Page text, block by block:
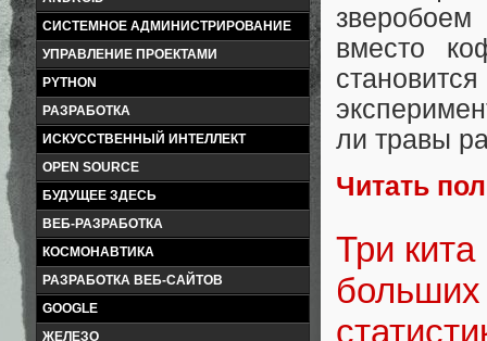
СИСТЕМНОЕ АДМИНИСТРИРОВАНИЕ
УПРАВЛЕНИЕ ПРОЕКТАМИ
PYTHON
РАЗРАБОТКА
ИСКУССТВЕННЫЙ ИНТЕЛЛЕКТ
OPEN SOURCE
БУДУЩЕЕ ЗДЕСЬ
ВЕБ-РАЗРАБОТКА
КОСМОНАВТИКА
РАЗРАБОТКА ВЕБ-САЙТОВ
GOOGLE
ЖЕЛЕЗО
вместо
ли травы
Читать
Три
больших